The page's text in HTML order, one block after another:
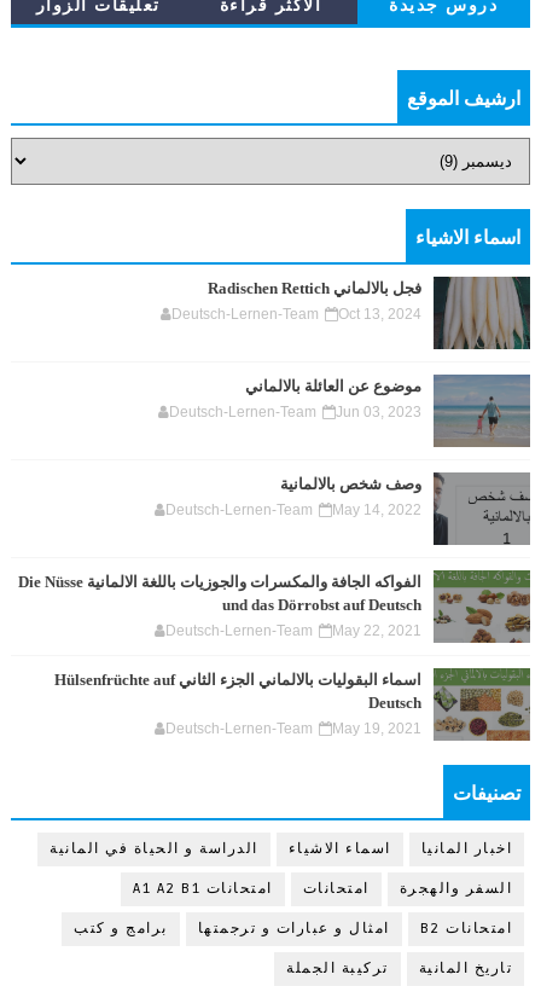
دروس جديدة الاكثر قراءة تعليقات الزوار
ارشيف الموقع
اسماء الاشياء
فجل بالالماني Radischen Rettich
Deutsch-Lernen-Team Oct 13, 2024
موضوع عن العائلة بالالماني
Deutsch-Lernen-Team Jun 03, 2023
وصف شخص بالالمانية
Deutsch-Lernen-Team May 14, 2022
الفواكه الجافة والمكسرات والجوزيات باللغة الالمانية Die Nüsse
und das Dörrobst auf Deutsch
Deutsch-Lernen-Team May 22, 2021
اسماء البقوليات بالالماني الجزء الثاني Hülsenfrüchte auf
Deutsch
Deutsch-Lernen-Team May 19, 2021
تصنيفات
اخبار المانيا اسماء الاشياء الدراسة و الحياة في المانية
السفر والهجرة امتحانات امتحانات A1 A2 B1
امتحانات B2 امثال و عبارات و ترجمتها برامج و كتب
تاريخ المانية تركيبة الجملة